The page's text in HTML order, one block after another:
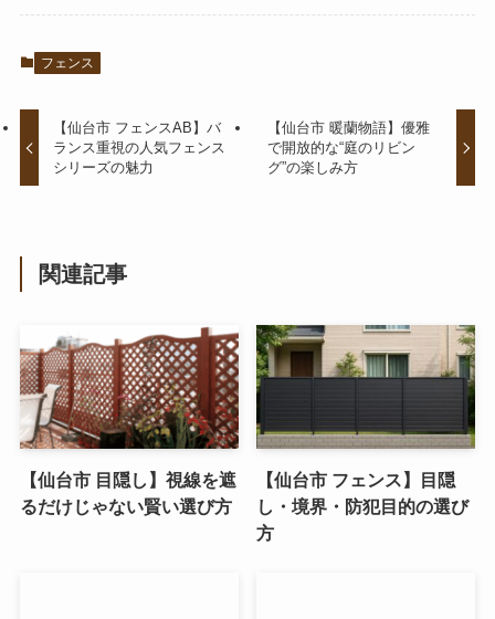
フェンス
【仙台市 フェンスAB】バ
ランス重視の人気フェンス
シリーズの魅力
【仙台市 暖蘭物語】優雅
で開放的な“庭のリビン
グ”の楽しみ方
関連記事
【仙台市 目隠し】視線を遮
るだけじゃない賢い選び方
【仙台市 フェンス】目隠
し・境界・防犯目的の選び
方